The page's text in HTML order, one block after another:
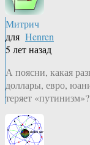
Митрич
для Henren
5 лет назад
А поясни, какая
доллары, евро,
теряет «путинизм»?